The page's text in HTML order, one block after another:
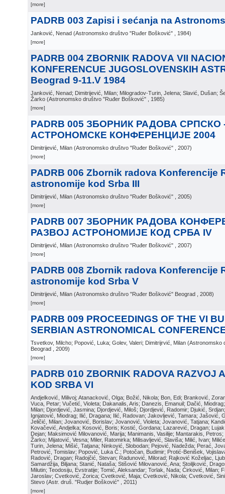
[more]
PADRB 003 Zapisi i sećanja na
Janković, Nenad (Astronomsko društvo "Ruđer Bošković" , 1984)
[more]
PADRB 004 ZВОRNIК RАDОVА VII
KONFERENCUE JUGOSLOVENSКIH
Beograd 9-11.V 1984
Janković, Nenad; Dimitrijević, Milan; Milogradov-Turin, Jelena; Slavić, Dušan;
Žarko (Astronomsko društvo "Ruđer Bošković" , 1985)
[more]
PADRB 005 ЗБОРНИК РАДОВА СРПСКО
АСТРОНОМСКЕ КОНФЕРЕНЦИЈЕ 2004
Dimitrijević, Milan (Astronomsko društvo "Ruđer Bošković" , 2007)
[more]
PADRB 006 Zbornik radova Konferencije
astronomije kod Srba III
Dimitrijević, Milan (Astronomsko društvo "Ruđer Bošković" , 2005)
[more]
PADRB 007 ЗБОРНИК РАДОВА
РАЗВОЈ АСТРОНОМИЈЕ КОД СРБА IV
Dimitrijević, Milan (Astronomsko društvo "Ruđer Bošković" , 2007)
[more]
PADRB 008 Zbornik radova Konferencije
astronomije kod Srba V
Dimitrijević, Milan (Astronomsko društvo "Ruđer Bošković" Beograd , 2008)
[more]
PADRB 009 PROCEEDINGS OF THE VI
SERBIAN ASTRONOMICAL
Tsvetkov, Milcho; Popović, Luka; Golev, Valeri; Dimitrijrvić, Milan (Astronomsko
Beograd
, 2009)
[more]
PADRB 010 ZBORNIK RADOVA RAZVOJ
KOD SRBA VI
Andjelković, Milivoj; Atanacković, Olga; Božić, Nikola; Bon, Edi; Branković,
Vuca, Petar; Vučetić, Violeta; Dakanalis, Aris; Danezis, Emanuil; Dačić,
Milan; Djordjević, Jasmina; Djordjević, Miloš; Djordjević, Radomir; Djukić,
Ignjatović, Miodrag; Ilić, Dragana; Ilić, Radovan; Jakovljević, Tamara; Jašović,
Jeličić, Milan; Jovanović, Borislav; Jovanović, Violeta; Jovanović, Tatjana;
Kovačević, Andjelka; Kosović, Boris; Kostić, Gordana; Lazarević, Dragan;
Dejan; Maksimović Milovanović, Marija; Manimanis, Vasilije; Mantarakis,
Žarko; Mijatović, Vesna; Miler, Ratomirka; Milisavljević, Slaviša; Milić, Ivan;
Turin, Jelena; Mišić, Tatjana; Ninković, Slobodan; Pejović, Nadežda; Perać,
Petrović, Tomislav; Popović, Luka Č.; Potočan, Budimir; Protić-Benišek,
Radović, Dragan; Radojčić, Stevan; Radunović, Milorad; Rajković Koželjac,
Samardžija, Biljana; Stanić, Nataša; Stišović Milovanović, Ana; Stoiljković,
Milutin; Teodosiju, Evstratije; Tomić, Aleksandar; Torlak, Nada; Ćirković, Milan;
Jaroslav; Cvetković, Zorica; Cvetković, Maja; Cvetković, Nikola; Cvetković,
Stevo (Astr. druš. "Rudjer Bošković" , 2011)
[more]